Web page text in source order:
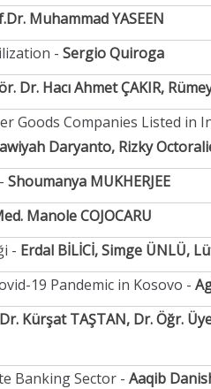
Muhammad YASEEN
- Sergio Quiroga
Dr. Hacı Ahmet ÇAKIR,
Goods Companies Listed in
Daryanto, Rizky
Shoumanya MUKHERJEE
Manole COJOCARU
- Erdal BİLİCİ, Simge ÜNLÜ,
19 Pandemic in Kosovo -
Dr. Kürşat TAŞTAN, Dr. Öğr.
Banking Sector - Aaqib